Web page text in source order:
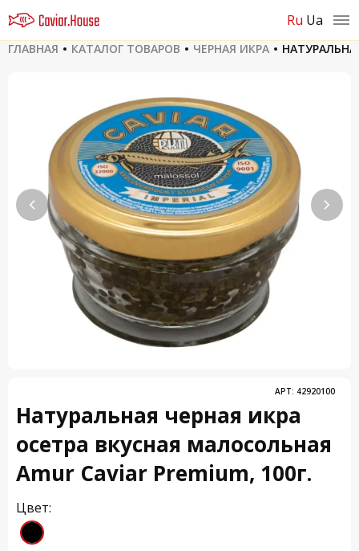
ru ua
ГЛАВНАЯ КАТАЛОГ ТОВАРОВ ЧЕРНАЯ ИКРА
АРТ: 42920100
Натуральная черная икра
осетра вкусная малосольная
Amur Caviar Premium, 100г.
Цвет: